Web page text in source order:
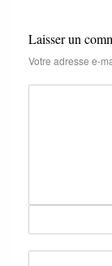
Laisser un
Votre adresse e-